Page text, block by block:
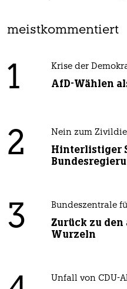
meistkommentiert
1 Krise der
AfD-Wählen
2 Nein zum
Hinterlistiger
3 Bundeszentrale
Zurück zu
Wurzeln
Unfall von CDU-